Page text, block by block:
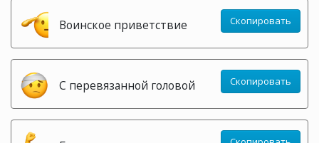
Воинское приветствие Скопировать
С перевязанной головой Скопировать